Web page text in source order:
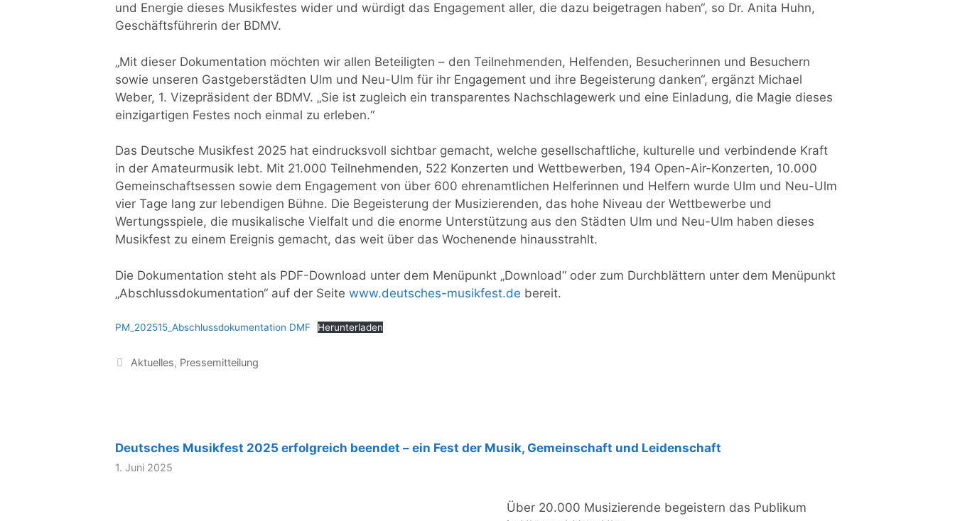
und Energie dieses Musikfestes wider und würdigt das Engagement aller, die dazu beigetragen haben“, so Dr. Anita Huhn,
Geschäftsführerin der BDMV.
„Mit dieser Dokumentation möchten wir allen Beteiligten – den Teilnehmenden, Helfenden, Besucherinnen und Besuchern
sowie unseren Gastgeberstädten Ulm und Neu-Ulm für ihr Engagement und ihre Begeisterung danken“, ergänzt Michael
Weber, 1. Vizepräsident der BDMV. „Sie ist zugleich ein transparentes Nachschlagewerk und eine Einladung, die Magie dieses
einzigartigen Festes noch einmal zu erleben.“
Das Deutsche Musikfest 2025 hat eindrucksvoll sichtbar gemacht, welche gesellschaftliche, kulturelle und verbindende Kraft
in der Amateurmusik lebt. Mit 21.000 Teilnehmenden, 522 Konzerten und Wettbewerben, 194 Open-Air-Konzerten, 10.000
Gemeinschaftsessen sowie dem Engagement von über 600 ehrenamtlichen Helferinnen und Helfern wurde Ulm und Neu-Ulm
vier Tage lang zur lebendigen Bühne. Die Begeisterung der Musizierenden, das hohe Niveau der Wettbewerbe und
Wertungsspiele, die musikalische Vielfalt und die enorme Unterstützung aus den Städten Ulm und Neu-Ulm haben dieses
Musikfest zu einem Ereignis gemacht, das weit über das Wochenende hinausstrahlt.
Die Dokumentation steht als PDF-Download unter dem Menüpunkt „Download“ oder zum Durchblättern unter dem Menüpunkt
„Abschlussdokumentation“ auf der Seite www.deutsches-musikfest.de bereit.
PM_202515_Abschlussdokumentation DMF Herunterladen
Kategorien
Aktuelles, Pressemitteilung
Deutsches Musikfest 2025 erfolgreich beendet – ein Fest der Musik, Gemeinschaft und Leidenschaft
1. Juni 2025
Über 20.000 Musizierende begeistern das Publikum